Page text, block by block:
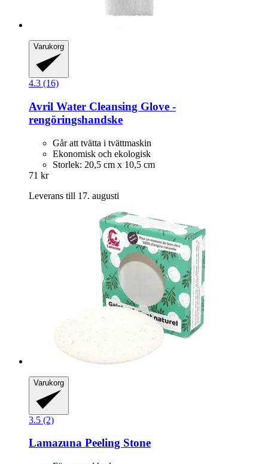
Varukorg
4.3 (16)
Avril Water Cleansing Glove -​
rengöringshandske
Går att tvätta i tvättmaskin
Ekonomisk och ekologisk
Storlek: 20,5 cm x 10,5 cm
71 kr
Leverans till 17. augusti
Varukorg
3.5 (2)
Lamazuna Peeling Stone